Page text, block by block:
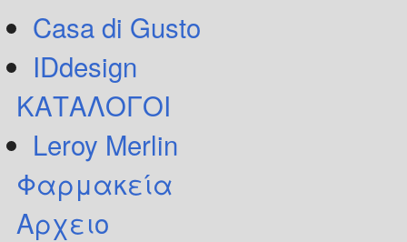
Casa di Gusto
IDdesign
ΚΑΤΑΛΟΓΟΙ
Leroy Merlin
Φαρμακεία
Αρχειο